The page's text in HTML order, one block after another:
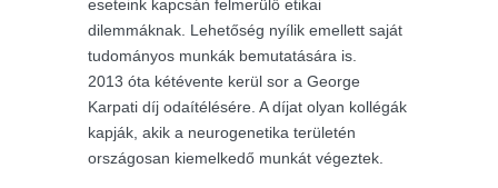
eseteink kapcsán felmerülő etikai
dilemmáknak. Lehetőség nyílik emellett saját
tudományos munkák bemutatására is.
2013 óta kétévente kerül sor a George
Karpati díj odaítélésére. A díjat olyan kollégák
kapják, akik a neurogenetika területén
országosan kiemelkedő munkát végeztek.